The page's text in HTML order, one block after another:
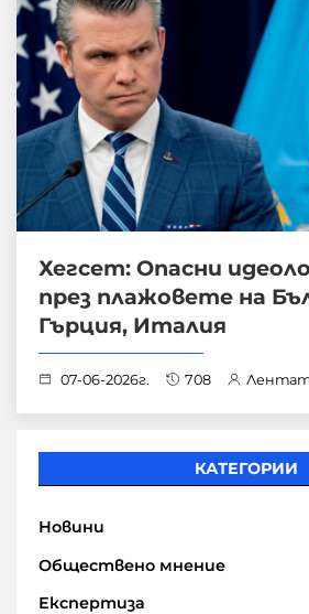
Хегсет: Опасни
през плажовете на
Гърция, Италия
07-06-2026г. 708
КАТЕГОРИИ
Новини
Обществено мнение
Експертиза